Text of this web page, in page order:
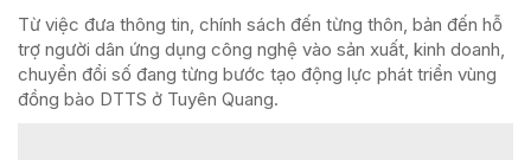
Từ việc đưa thông tin, chính sách đến từng thôn, bản đến hỗ
trợ người dân ứng dụng công nghệ vào sản xuất, kinh doanh,
chuyển đổi số đang từng bước tạo động lực phát triển vùng
đồng bào DTTS ở Tuyên Quang.